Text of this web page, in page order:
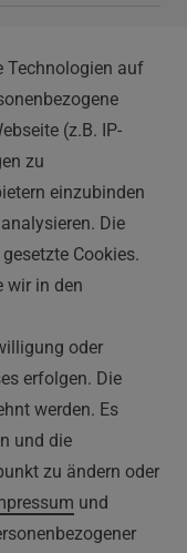
Technologien auf
(z.B. IP-
zu
einzubinden
Die
Cookies.
wir in den
oder
erfolgen. Die
werden. Es
und die
zu ändern oder
und